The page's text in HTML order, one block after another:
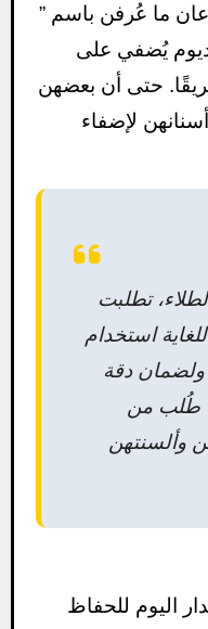
ما عُرفن باسم ”
يُضفي على
حتى أن بعضهن
لإضفاء
تطلبت
استخدام
دقة
طُلب من
وألسنتهن
اليوم للحفاظ